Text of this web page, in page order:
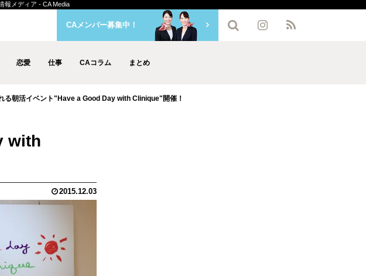
報メディア - CA Media
恋愛 仕事 CAコラム まとめ
CAメンバー募集中！
る朝活イベント"Have a Good Day with Clinique"開催！
with
2015.12.03